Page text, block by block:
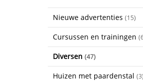
Nieuwe advertenties (15)
Cursussen en trainingen
Diversen (47)
Huizen met paardenstal (3)